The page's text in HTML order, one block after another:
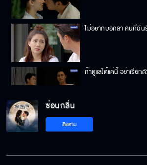
ไม่อยากบอกลา คนที่ฉัน
ถ้าดูแลได้แค่นี้ อย่าเรียก
จะหลบทำไมวะ ยังไงมันก็
ซ่อนกลิ่น
ติดตาม